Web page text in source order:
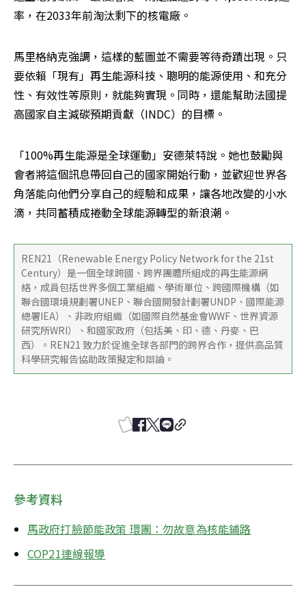
率，在2033年前淘汰剩下的核電廠。
馬里格納克強調，這樣的藍圖並不需要等待奇蹟出現。只
要依賴「現有」再生能源科技、聰明的能源使用、和充分
性、有效性等原則，就能夠實現。同時，還能幫助法國提
高國家自主減碳預期貢獻（INDC）的目標。
「100%再生能源是全球運動」安德萊特說。她也鼓勵與
會者將這個訊息帶回自己的國家開始行動，並歡迎世界各
角落能向他們分享自己的經驗和成果，讓各地改變的小水
滴，共同蓄積成捲動全球能源轉型的新浪潮。
REN21（Renewable Energy Policy Network for the 21st
Century）是一個全球跨國、跨界團體所組成的再生能源網
絡，成員包括世界多個工業組織、學術單位、跨國際機構（如
聯合國環境規劃署UNEP、聯合國開發計劃署UNDP、國際能源
總署IEA）、非政府組織（如國際自然基金會WWF、世界資源
研究所WRI）、和國家政府（包括美、印、德、丹麥、巴
西）。REN21 致力於促進全球各部門的跨界合作，提供高品質
科學研究報告協助政策擬定和辯論。
參考資料
馬政府打臉節能政策 環團：勿故意為核能鋪路
COP21連線報導